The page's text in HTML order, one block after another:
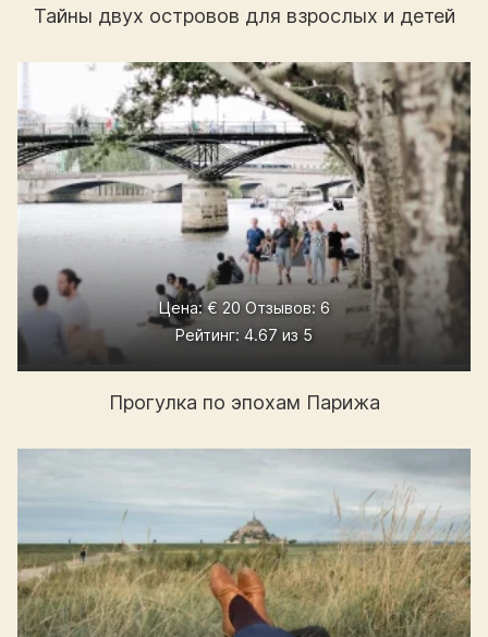
Тайны двух островов для взрослых и детей
Цена: € 20 Отзывов: 6
Рейтинг: 4.67 из 5
Прогулка по эпохам Парижа